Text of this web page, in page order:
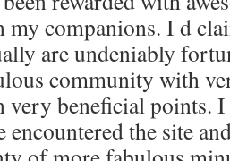
my companions. I d
are undeniably
community with
very beneficial points.
encountered the site